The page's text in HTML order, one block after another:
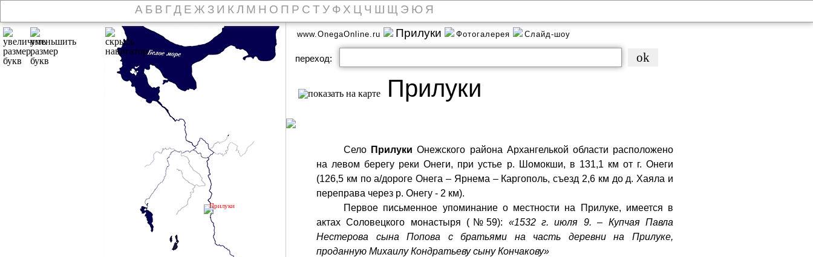
А Б В ГД Е Ж З И К Л М Н О П Р С Т У Ф Х Ц Ч Ш Щ Э Ю Я
Прилуки
www.OnegaOnline.ru Прилуки Фотогалерея Слайд-шоу
переход:
Прилуки
Село Прилуки Онежского района Архангелькой области расположено
на левом берегу реки Онеги, при устье р. Шомокши, в 131,1 км от г. Онеги
(126,5 км по а/дороге Онега – Ярнема – Каргополь, съезд 2,6 км до д. Хаяла и
переправа через р. Онегу - 2 км).
Первое письменное упоминание о местности на Прилуке, имеется в
актах Соловецкого монастыря (№59): «1532 г. июля 9. – Купчая Павла
Нестерова сына Попова с братьями на часть деревни на Прилуке,
проданную Михаилу Кондратьеву сыну Кончакову»